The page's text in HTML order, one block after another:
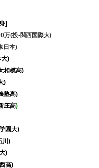
]
(投•関西国際大)
日本)
大)
相模高)
)
塾高)
庄高)
園大)
川)
)
高)